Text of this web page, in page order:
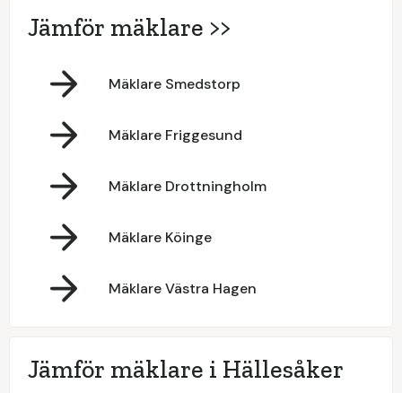
Jämför mäklare >>
Mäklare Smedstorp
Mäklare Friggesund
Mäklare Drottningholm
Mäklare Köinge
Mäklare Västra Hagen
Jämför mäklare i Hällesåker